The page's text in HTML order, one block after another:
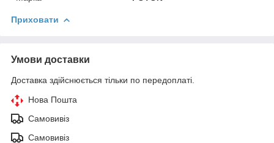
Приховати
Умови доставки
Доставка здійснюється тільки по передоплаті.
Нова Пошта
Самовивіз
Самовивіз